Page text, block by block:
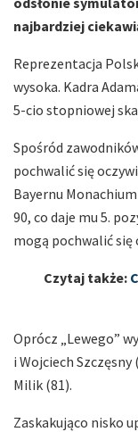
najbardziej
Reprezentacja
wysoka. Kadra
5-cio stopniowej
Spośród
pochwalić się
Bayernu
90, co daje mu 5.
mogą pochwalić
Czytaj także:
Oprócz „Lewego”
i Wojciech
Milik (81).
Zaskakująco nisko